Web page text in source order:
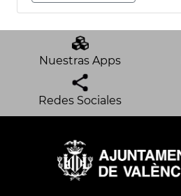
Nuestras Apps
Redes Sociales